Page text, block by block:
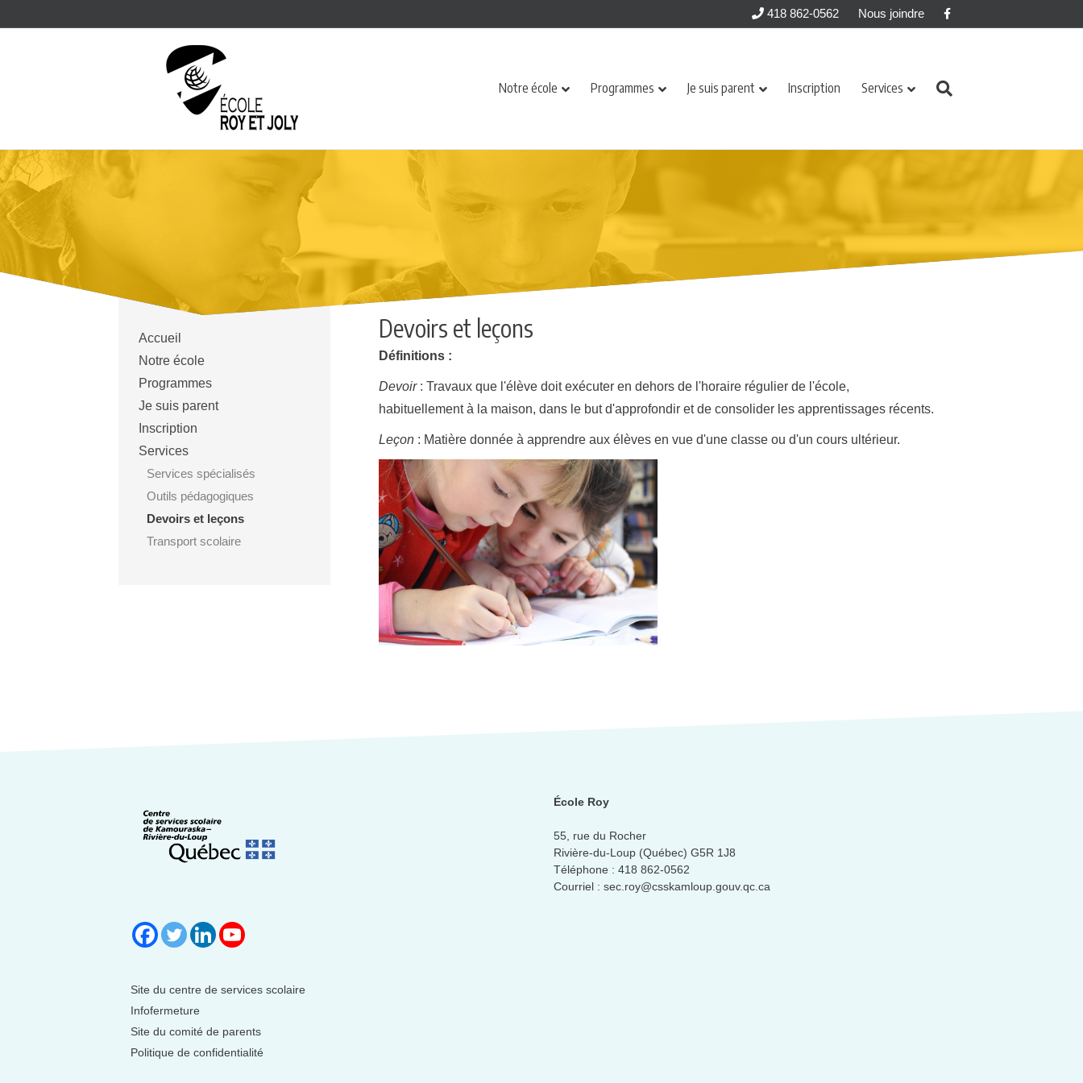
418 862-0562 Nous joindre Facebook
Notre école Programmes Je suis parent Inscription Services
Accueil
Notre école
Programmes
Je suis parent
Inscription
Services
Services spécialisés
Outils pédagogiques
Devoirs et leçons
Transport scolaire
Devoirs et leçons
Définitions :
Devoir : Travaux que l'élève doit exécuter en dehors de l'horaire régulier de l'école,
habituellement à la maison, dans le but d'approfondir et de consolider les apprentissages récents.
Leçon : Matière donnée à apprendre aux élèves en vue d'une classe ou d'un cours ultérieur.
Site du centre de services scolaire
Infofermeture
Site du comité de parents
Politique de confidentialité
École Roy
55, rue du Rocher
Rivière-du-Loup (Québec) G5R 1J8
Téléphone : 418 862-0562
Courriel : sec.roy@csskamloup.gouv.qc.ca